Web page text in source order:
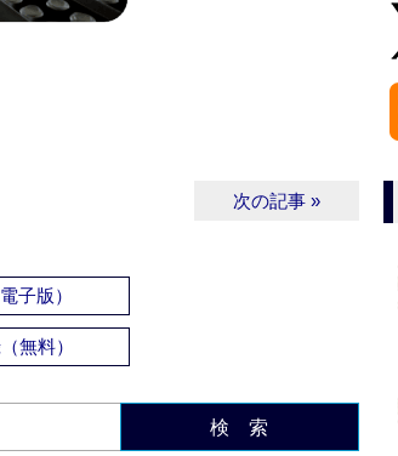
次の記事 »
子版）
無料）
検 索